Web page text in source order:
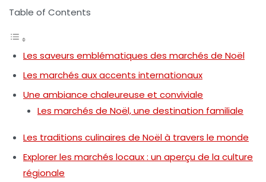
Table of Contents
Les saveurs emblématiques des marchés de Noël
Les marchés aux accents internationaux
Une ambiance chaleureuse et conviviale
Les marchés de Noël, une destination familiale
Les traditions culinaires de Noël à travers le monde
Explorer les marchés locaux : un aperçu de la culture
régionale